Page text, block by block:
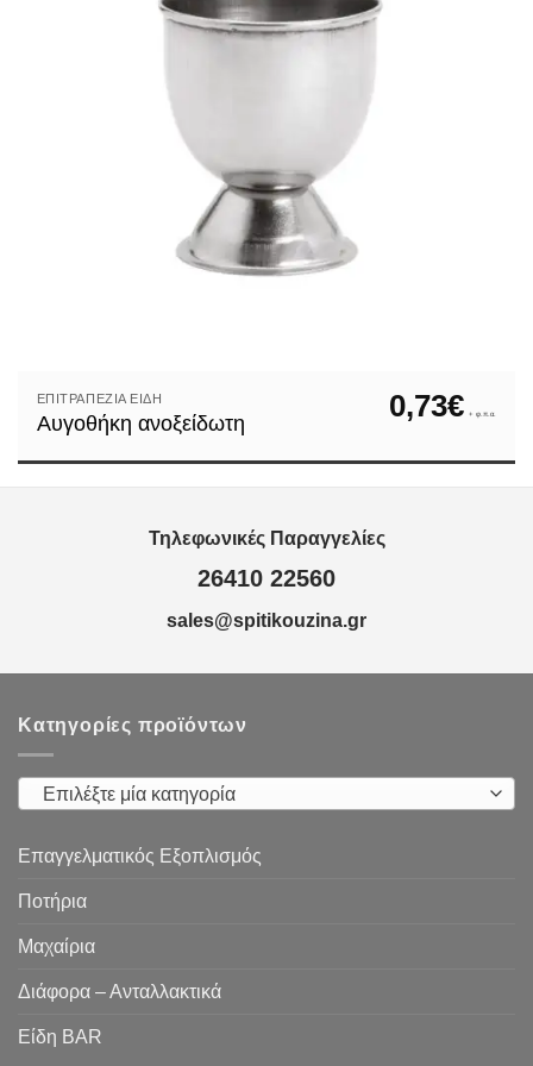
ΕΠΙΤΡΑΠΈΖΙΑ ΕΊΔΗ
Αυγοθήκη ανοξείδωτη 0,73€ + φ.π.α.
Τηλεφωνικές Παραγγελίες
26410 22560
sales@spitikouzina.gr
Κατηγορίες προϊόντων
Επιλέξτε μία κατηγορία
Επαγγελματικός Εξοπλισμός
Ποτήρια
Μαχαίρια
Διάφορα – Ανταλλακτικά
Είδη ΒAR